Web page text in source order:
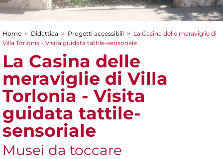
Tu sei qui
Home > Didattica > Progetti accessibili > La Casina delle meraviglie di
Villa Torlonia - Visita guidata tattile-sensoriale
La Casina delle
meraviglie di Villa
Torlonia - Visita
guidata tattile-
sensoriale
Musei da toccare